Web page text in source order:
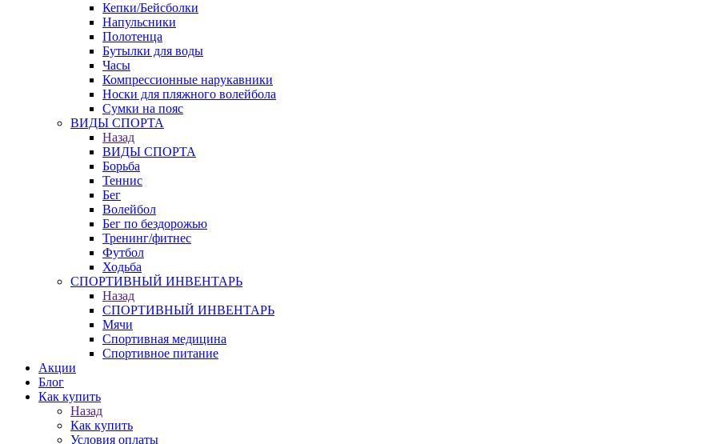
Кепки/Бейсболки
Напульсники
Полотенца
Бутылки для воды
Часы
Компрессионные нарукавники
Носки для пляжного волейбола
Сумки на пояс
ВИДЫ СПОРТА
Назад
ВИДЫ СПОРТА
Борьба
Теннис
Бег
Волейбол
Бег по бездорожью
Тренинг/фитнес
Футбол
Ходьба
СПОРТИВНЫЙ ИНВЕНТАРЬ
Назад
СПОРТИВНЫЙ ИНВЕНТАРЬ
Мячи
Спортивная медицина
Спортивное питание
Акции
Блог
Как купить
Назад
Как купить
Условия оплаты